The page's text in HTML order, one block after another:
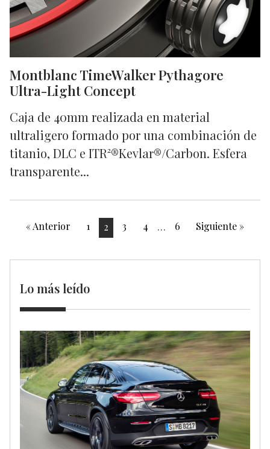
Montblanc TimeWalker Pythagore
Ultra-Light Concept
Caja de 40mm realizada en material
ultraligero formado por una combinación de
titanio, DLC e ITR²®Kevlar®/Carbon. Esfera
transparente...
« Anterior 1 2 3 4 … 6 Siguiente »
Lo más leído